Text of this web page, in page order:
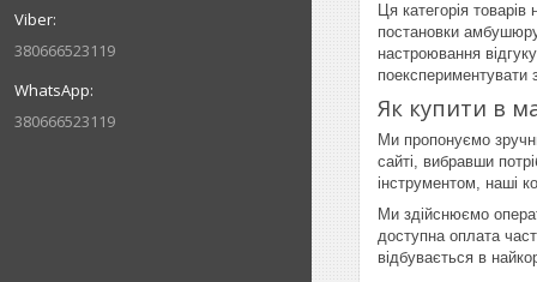
380666523119
380666523119
Ця категорія
постановки
настроювання
поекспериментувати
Як купити в
Ми пропонуємо
сайті, вибравши
інструментом, наші
Ми здійснюємо
доступна оплата
відбувається в